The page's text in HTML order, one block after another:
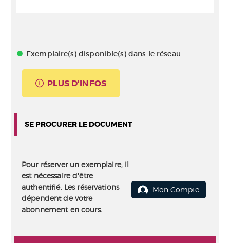
Exemplaire(s) disponible(s) dans le réseau
PLUS D'INFOS
SE PROCURER LE DOCUMENT
Pour réserver un exemplaire, il
est nécessaire d'être
authentifié. Les réservations
dépendent de votre
abonnement en cours.
Mon Compte